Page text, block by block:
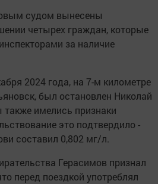
судом вынесены
четырех граждан, которые
за наличие
2024 года, на 7-м километре
был остановлен Николай
имелись признаки
это подтвердило -
составил 0,802 мг/л.
Герасимов признал
перед поездкой употреблял